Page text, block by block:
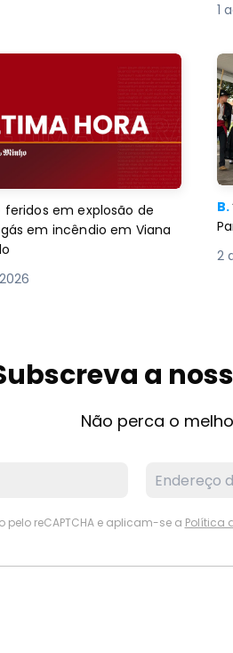
1
feridos em explosão de
em incêndio em Viana
B.
2
a
Não perca o
pelo reCAPTCHA e aplicam-se a Política